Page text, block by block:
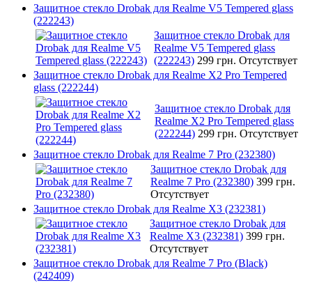
Защитное стекло Drobak для Realme V5 Tempered glass
(222243)
Защитное стекло Drobak для
Realme V5 Tempered glass
(222243) 299 грн. Отсутствует
Защитное стекло Drobak для Realme X2 Pro Tempered
glass (222244)
Защитное стекло Drobak для
Realme X2 Pro Tempered glass
(222244) 299 грн. Отсутствует
Защитное стекло Drobak для Realme 7 Pro (232380)
Защитное стекло Drobak для
Realme 7 Pro (232380) 399 грн.
Отсутствует
Защитное стекло Drobak для Realme X3 (232381)
Защитное стекло Drobak для
Realme X3 (232381) 399 грн.
Отсутствует
Защитное стекло Drobak для Realme 7 Pro (Black)
(242409)